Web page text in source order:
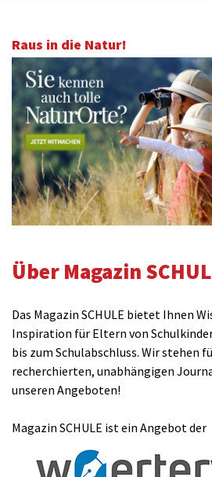
Raus in die Natur!
Über Magazin
Das Magazin SCHULE bietet Ihnen
Inspiration für Eltern von
bis zum Schulabschluss. Wir stehen
recherchierten, unabhängigen
unseren Angeboten!
Magazin SCHULE ist ein Angebot der